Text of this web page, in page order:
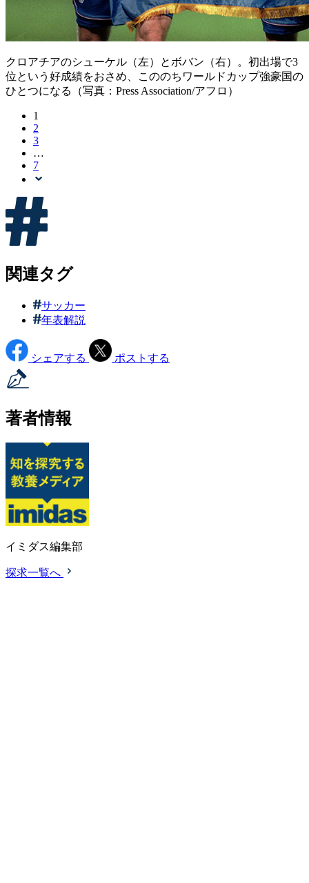
クロアチアのシューケル（左）とボバン（右）。初出場で3
位という好成績をおさめ、こののちワールドカップ強豪国の
ひとつになる（写真：Press Association/アフロ）
1
2
3
…
7
関連タグ
サッカー
年表解説
シェアする ポストする
著者情報
イミダス編集部
探求一覧へ